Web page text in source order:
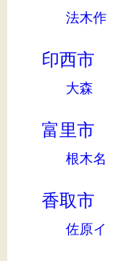
法木作
印西市
大森
富里市
根木名
香取市
佐原イ